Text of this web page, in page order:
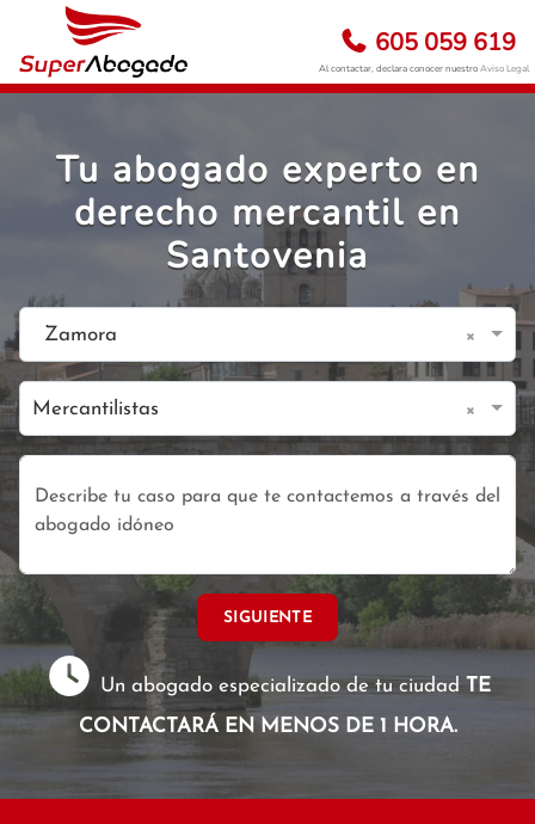
605 059 619
Al contactar, declara conocer nuestroAviso Legal
Tu abogado experto en
derecho mercantil en
Santovenia
Zamora ×
Mercantilistas ×
SIGUIENTE
Un abogado especializado de tu ciudadTE
CONTACTARÁ EN MENOS DE 1 HORA.